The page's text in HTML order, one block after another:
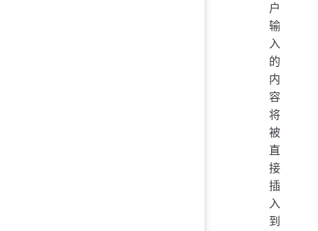
户
输
入
的
内
容
将
被
直
接
插
入
到